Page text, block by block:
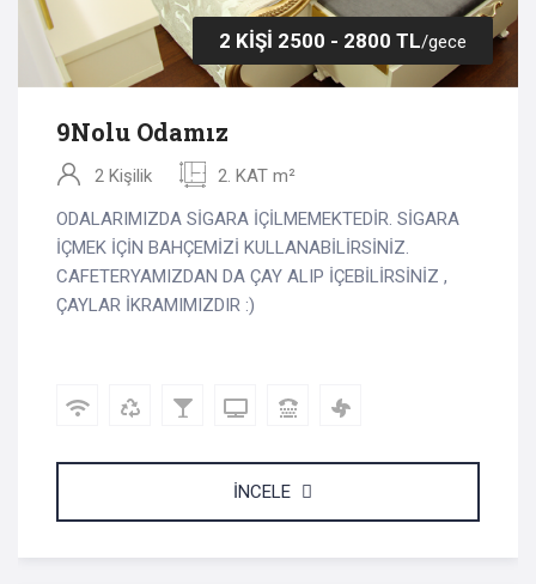
2 KİŞİ 2500 - 2800 TL/gece
9Nolu Odamız
2 Kişilik
2. KAT m²
ODALARIMIZDA SİGARA İÇİLMEMEKTEDİR. SİGARA
İÇMEK İÇİN BAHÇEMİZİ KULLANABİLİRSİNİZ.
CAFETERYAMIZDAN DA ÇAY ALIP İÇEBİLİRSİNİZ ,
ÇAYLAR İKRAMIMIZDIR :)
İNCELE